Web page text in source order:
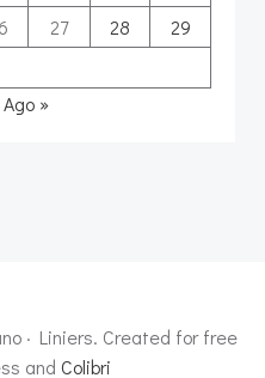
27 28
29
Ago »
· Liniers. Created for free
and Colibri